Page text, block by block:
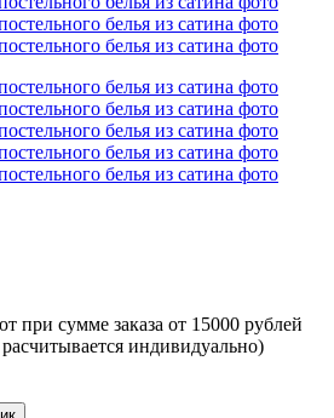
при сумме заказа от 15000 рублей
индивидуально)